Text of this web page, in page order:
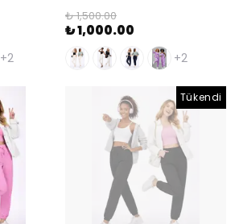
+2
₺ 1,500.00
₺ 1,000.00
+2
Tükendi